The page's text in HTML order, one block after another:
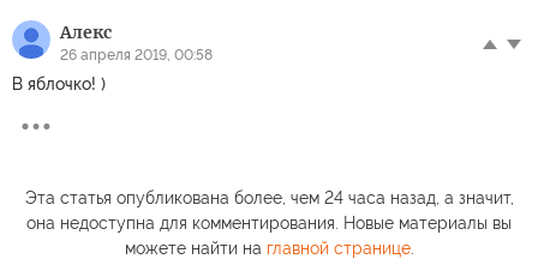
Алекс
26 апреля 2019, 00:58
В яблочко! )
Эта статья опубликована более, чем 24 часа назад, а значит,
она недоступна для комментирования. Новые материалы вы
можете найти на главной странице.